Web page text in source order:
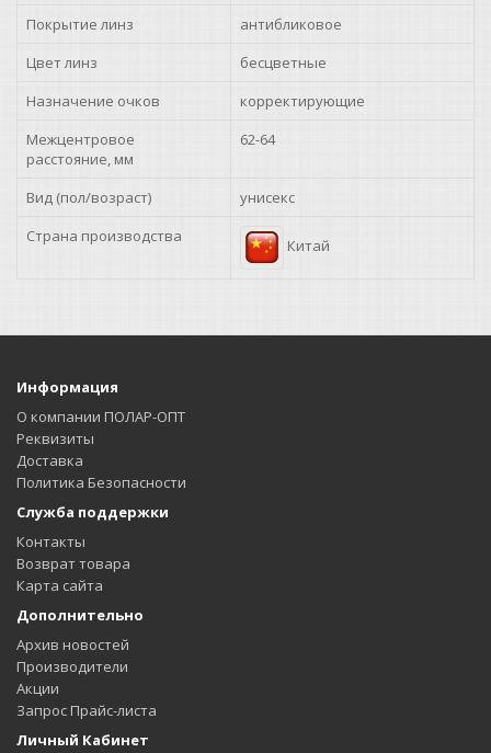
Покрытие линз
антибликовое
Цвет линз
бесцветные
Назначение очков
корректирующие
Межцентровое
расстояние, мм
62-64
Вид (пол/возраст)
унисекс
Страна производства
Китай
Информация
О компании ПОЛАР-ОПТ
Реквизиты
Доставка
Политика Безопасности
Служба поддержки
Контакты
Возврат товара
Карта сайта
Дополнительно
Архив новостей
Производители
Акции
Запрос Прайс-листа
Личный Кабинет